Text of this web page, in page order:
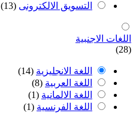
التسويق اﻻلكترونى (13)
اللغات اﻻجنبية
(28)
اللغة اﻻنجليزية (14)
اللغة العربية (8)
اللغة اﻻلمانية (1)
اللغة الفرنسية (1)